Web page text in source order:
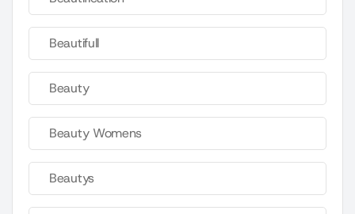
Beautifull
Beauty
Beauty Womens
Beautys